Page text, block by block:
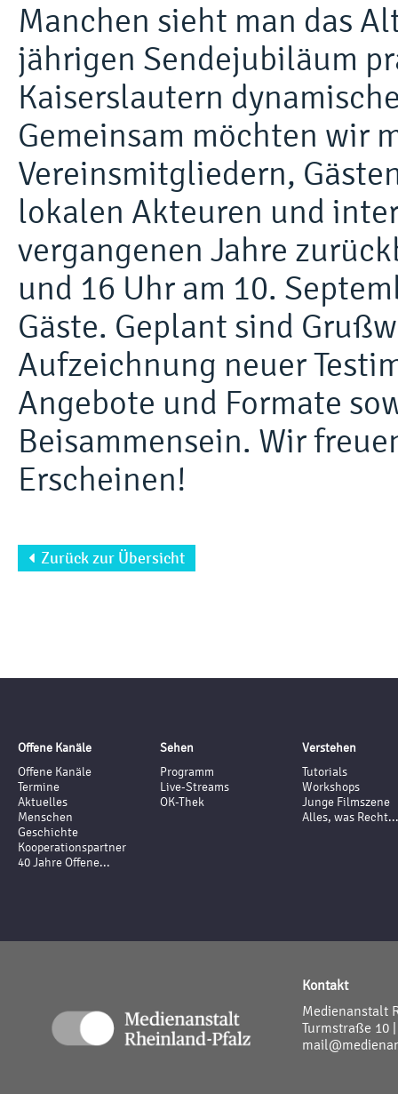
Manchen sieht man das
jährigen Sendejubiläum
Kaiserslautern
Gemeinsam möchten wir
Vereinsmitgliedern,
lokalen Akteuren und
vergangenen Jahre
und 16 Uhr am 10.
Gäste. Geplant sind
Aufzeichnung neuer
Angebote und Formate
Beisammensein. Wir
Erscheinen!
Zurück zur Übersicht
Offene Kanäle
Offene Kanäle
Termine
Aktuelles
Menschen
Geschichte
Kooperationspartner
40 Jahre Offene...
Sehen
Programm
Live-Streams
OK-Thek
Verstehen
Tutorials
Workshops
Junge Filmszene
Alles, was Recht...
Kontakt
Medienanstalt
Turmstraße 10